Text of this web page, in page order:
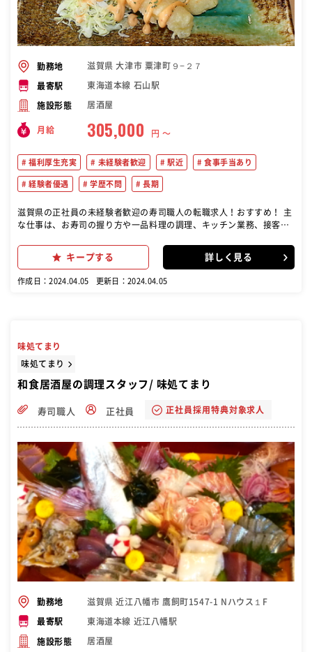
勤務地 滋賀県 大津市 粟津町９−２７
最寄駅 東海道本線 石山駅
施設形態 居酒屋
月給 305,000 円 〜
福利厚生充実 未経験者歓迎 駅近 食事手当あり
経験者優遇 学歴不問 長期
滋賀県の正社員の未経験者歓迎の寿司職人の転職求人！おすすめ！ 主
な仕事は、お寿司の握り方や一品料理の調理、キッチン業務、接客業
人としての技術を習得します。
キープする 詳しく見る
作成日：2024.04.05 更新日：2024.04.05
味処てまり
味処てまり
和食居酒屋の調理スタッフ/ 味処てまり
寿司職人 正社員 正社員採用特典対象求人
勤務地 滋賀県 近江八幡市 鷹飼町1547-1 Nハウス１F
最寄駅 東海道本線 近江八幡駅
施設形態 居酒屋